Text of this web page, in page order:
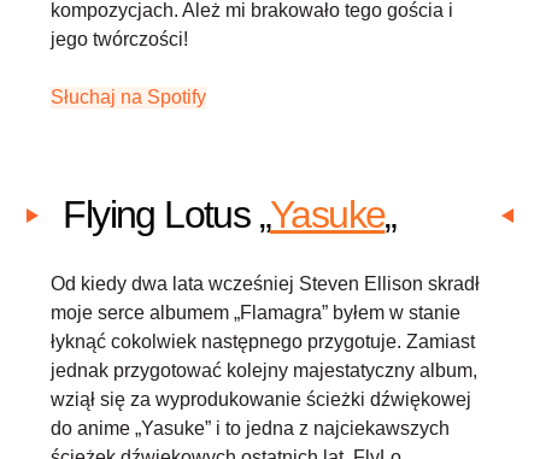
kompozycjach. Ależ mi brakowało tego gościa i
jego twórczości!
Słuchaj na Spotify
Flying Lotus „Yasuke„
Od kiedy dwa lata wcześniej Steven Ellison skradł
moje serce albumem „Flamagra” byłem w stanie
łyknąć cokolwiek następnego przygotuje. Zamiast
jednak przygotować kolejny majestatyczny album,
wziął się za wyprodukowanie ścieżki dźwiękowej
do anime „Yasuke” i to jedna z najciekawszych